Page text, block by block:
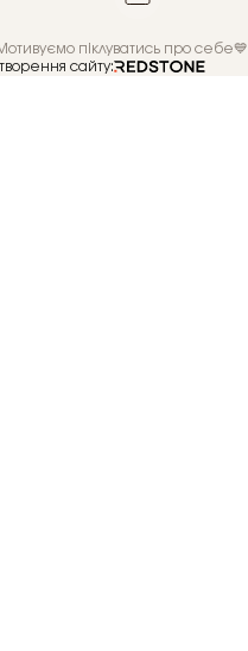
піклуватись про себе💙
сайту: